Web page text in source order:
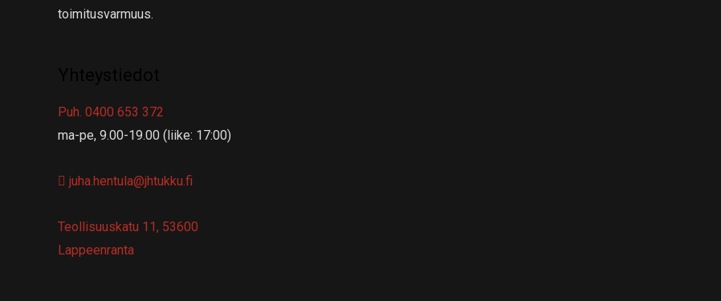
toimitusvarmuus.
Puh. 0400 653 372
ma-pe, 9.00-19.00 (liike: 17:00)
juha.hentula@jhtukku.fi
Teollisuuskatu 11, 53600
Lappeenranta